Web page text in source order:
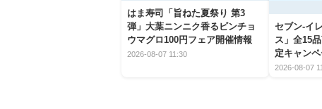
はま寿司「旨ねた夏祭り 第3
弾」大葉ニンニク香るビンチョ
ウマグロ100円フェア開催情報
2026-08-07 11:30
セブン‐イ
ス」全15
定キャン
2026-08-07